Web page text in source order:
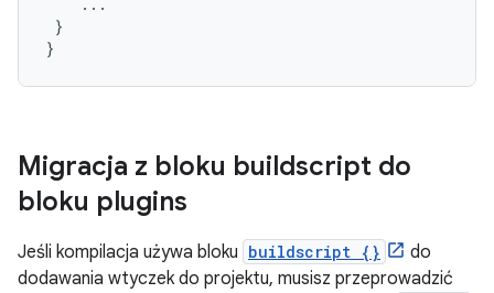
}
}
Migracja z bloku buildscript do
bloku plugins
Jeśli kompilacja używa bloku buildscript {}
do
dodawania wtyczek do projektu, musisz przeprowadzić